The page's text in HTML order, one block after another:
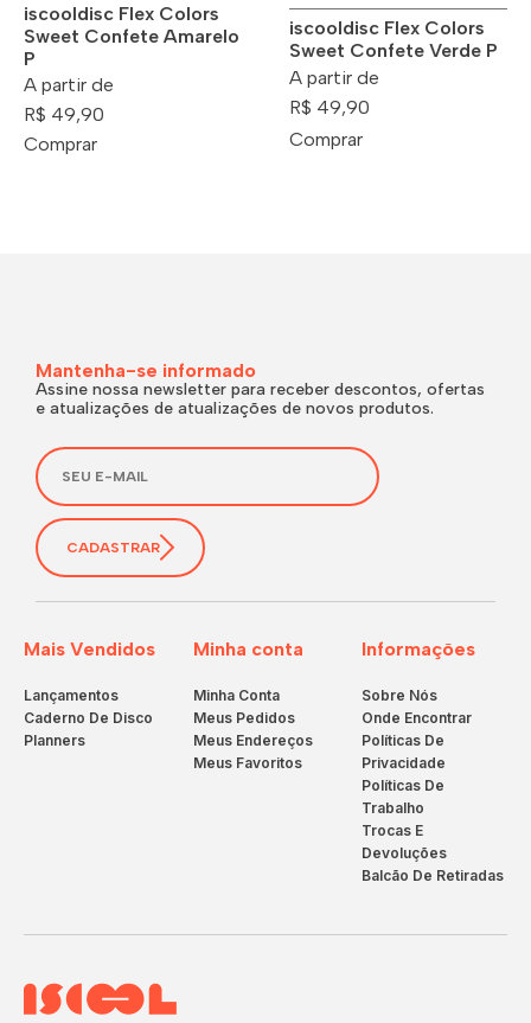
iscooldisc Flex Colors
Sweet Confete Amarelo
P
A partir de
R$ 49,90
Comprar
iscooldisc Flex Colors
Sweet Confete Verde P
A partir de
R$ 49,90
Comprar
Mais Vendidos
Lançamentos
Caderno De Disco
Planners
Minha conta
Minha Conta
Meus Pedidos
Meus Endereços
Meus Favoritos
Informações
Sobre Nós
Onde Encontrar
Políticas De
Privacidade
Políticas De
Trabalho
Trocas E
Devoluções
Balcão De Retiradas
Mantenha-se informado
Assine nossa newsletter para receber descontos, ofertas
e atualizações de atualizações de novos produtos.
CADASTRAR